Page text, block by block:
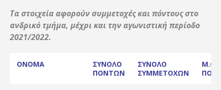
Τα στοιχεία αφορούν συμμετοχές και πόντους στο
ανδρικό τμήμα, μέχρι και την αγωνιστική περίοδο
2021/2022.
ONOMA
ΣΥΝΟΛΟ
ΠΟΝΤΩΝ
ΣΥΝΟΛΟ
ΣΥΜΜΕΤΟΧΩΝ
M.O.